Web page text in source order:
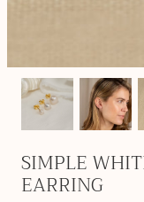
SIMPLE
EARRING